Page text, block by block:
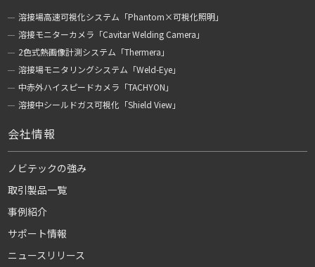
溶接場高速可視化システム「Phantom×可視化照明」
溶接モニターカメラ「Cavitar Welding Camera」
2色式熱画像計測システム「Thermera」
溶接場モニタリングシステム「Weld-Eye」
中赤外ハイスピードカメラ「TACHYON」
溶接中シールドガス可視化「Shield View」
会社情報
ノビテックの強み
取引製品一覧
事例紹介
サポート情報
ニュースリリース